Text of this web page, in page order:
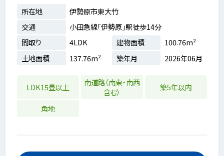
所在地
伊勢原市東大竹
交通
小田急線「伊勢原」駅徒歩14分
間取り
4LDK 建物面積
100.76m²
土地面積
137.76m² 築年月 2026年06月
LDK15畳以上
南道路（南東・南西
含む）
築5年以内
角地